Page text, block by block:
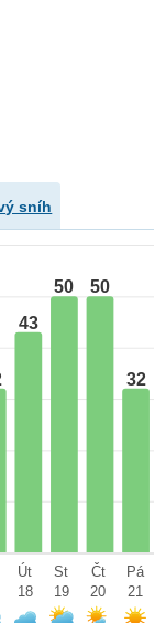
sníh
43
50 50
32
Út
18
St
19
Čt
20
Pá
21